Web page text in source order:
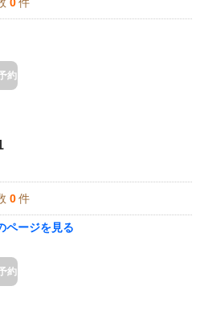
約
0 件
ページを見る
約